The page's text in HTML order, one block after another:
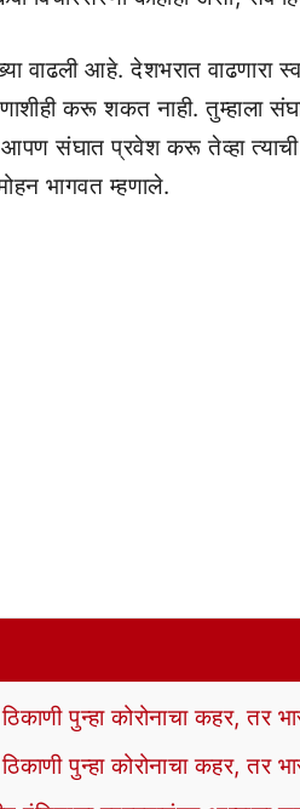
वाढली आहे. देशभरात वाढणारा
करू शकत नाही. तुम्हाला
आपण संघात प्रवेश करू तेव्हा
भागवत म्हणाले.
पुन्हा कोरोनाचा कहर, तर
पुन्हा कोरोनाचा कहर, तर